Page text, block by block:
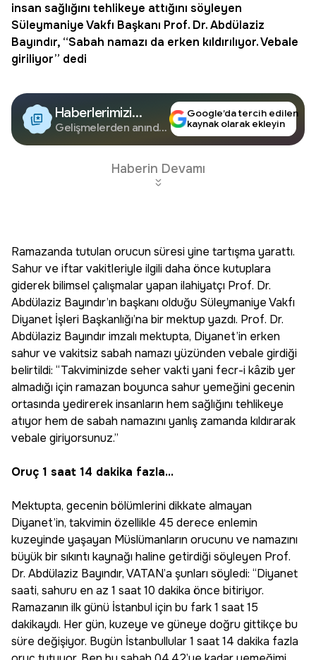
insan sağlığını tehlikeye attığını söyleyen
Süleymaniye Vakfı Başkanı Prof. Dr. Abdülaziz
Bayındır, “Sabah namazı da erken kıldırılıyor. Vebale
giriliyor” dedi
Haberlerimizi
Google'da Takip
Edin
Gelişmelerden anında
Google’da tercih edilen
kaynak olarak ekleyin
Haberin Devamı
Ramazanda tutulan orucun süresi yine tartışma yarattı.
Sahur ve iftar vakitleriyle ilgili daha önce kutuplara
giderek bilimsel çalışmalar yapan ilahiyatçı Prof. Dr.
Abdülaziz Bayındır’ın başkanı olduğu Süleymaniye Vakfı
Diyanet İşleri Başkanlığı’na bir mektup yazdı. Prof. Dr.
Abdülaziz Bayındır imzalı mektupta, Diyanet’in erken
sahur ve vakitsiz sabah namazı yüzünden vebale girdiği
belirtildi: “Takviminizde seher vakti yani fecr-i kâzib yer
almadığı için ramazan boyunca sahur yemeğini gecenin
ortasında yedirerek insanların hem sağlığını tehlikeye
atıyor hem de sabah namazını yanlış zamanda kıldırarak
vebale giriyorsunuz.”
Oruç 1 saat 14 dakika fazla...
Mektupta, gecenin bölümlerini dikkate almayan
Diyanet’in, takvimin özellikle 45 derece enlemin
kuzeyinde yaşayan Müslümanların orucunu ve namazını
büyük bir sıkıntı kaynağı haline getirdiği söyleyen Prof.
Dr. Abdülaziz Bayındır, VATAN’a şunları söyledi: “Diyanet
saati, sahuru en az 1 saat 10 dakika önce bitiriyor.
Ramazanın ilk günü İstanbul için bu fark 1 saat 15
dakikaydı. Her gün, kuzeye ve güneye doğru gittikçe bu
süre değişiyor. Bugün İstanbullular 1 saat 14 dakika fazla